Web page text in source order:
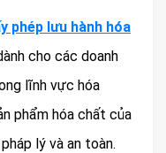
phép lưu hành hóa
cho các doanh
lĩnh vực hóa
phẩm hóa chất của
lý và an toàn.